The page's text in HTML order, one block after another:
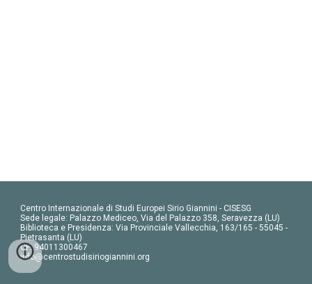
Centro Internazionale di Studi Europei Sirio Giannini - CISESG
Sede legale: Palazzo Mediceo, Via del Palazzo 358, Seravezza (LU)
Biblioteca e Presidenza: Via Provinciale Vallecchia, 163/165 - 55045 -
Pietrasanta (LU)
CF: 94011300467
info@centrostudisiriogiannini.org